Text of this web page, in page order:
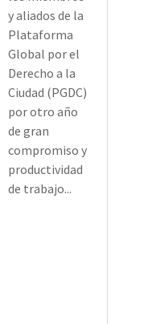
y aliados de la
Plataforma
Global por el
Derecho a la
Ciudad (PGDC)
por otro año
de gran
compromiso y
productividad
de trabajo...